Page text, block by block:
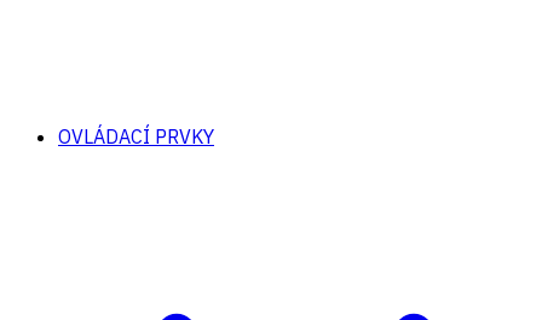
OVLÁDACÍ PRVKY